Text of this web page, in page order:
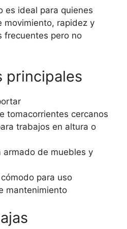
es ideal para quienes
movimiento, rapidez y
frecuentes pero no
principales
tomacorrientes cercanos
trabajos en altura o
armado de muebles y
para uso
mantenimiento